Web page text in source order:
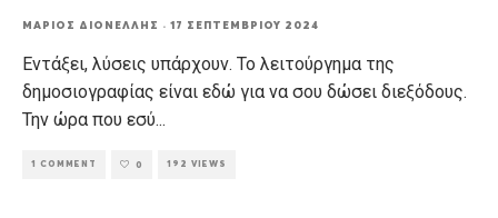
ΜΆΡΙΟΣ ΔΙΟΝΈΛΛΗΣ · 17 ΣΕΠΤΕΜΒΡΊΟΥ 2024
Εντάξει, λύσεις υπάρχουν. Το λειτούργημα της
δημοσιογραφίας είναι εδώ για να σου δώσει διεξόδους.
Την ώρα που εσύ...
1 COMMENT 0 192 VIEWS